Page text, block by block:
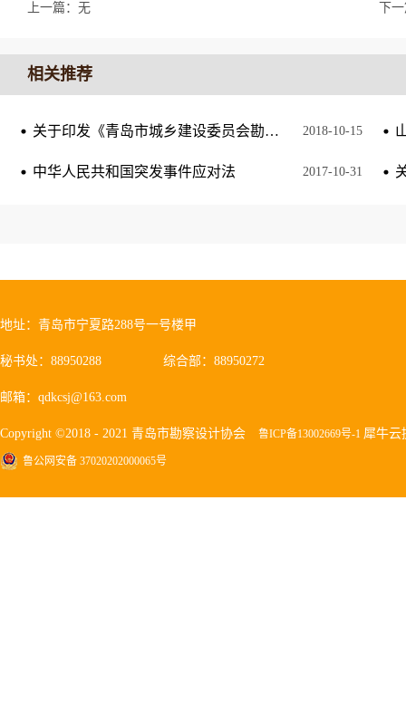
上一篇：无 下
相关推荐
关于印发《青岛市城乡建设委员会勘察设计单位和从业人员诚信考核管理办法》的通知 2018-10-15
中华人民共和国突发事件应对法 2017-10-31
地址：青岛市宁夏路288号一号楼甲
秘书处：88950288 综合部：88950272
邮箱：qdkcsj@163.com
Copyright ©2018 - 2021 青岛市勘察设计协会 鲁ICP备13002669号-1 犀牛云
鲁公网安备 37020202000065号